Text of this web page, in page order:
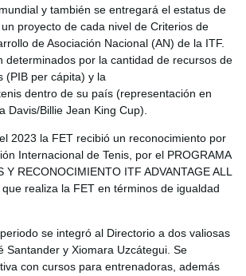
y también se entregará el estatus de
proyecto de cada nivel de Criterios de
de Asociación Nacional (AN) de la ITF.
determinados por la cantidad de recursos de
(PIB per cápita) y la
dentro de su país (representación en
Davis/Billie Jean King Cup).
2023 la FET recibió un reconocimiento por
Internacional de Tenis, por el PROGRAMA
Y RECONOCIMIENTO ITF ADVANTAGE ALL
realiza la FET en términos de igualdad
se integró al Directorio a dos valiosas
Santander y Xiomara Uzcátegui. Se
con cursos para entrenadoras, además